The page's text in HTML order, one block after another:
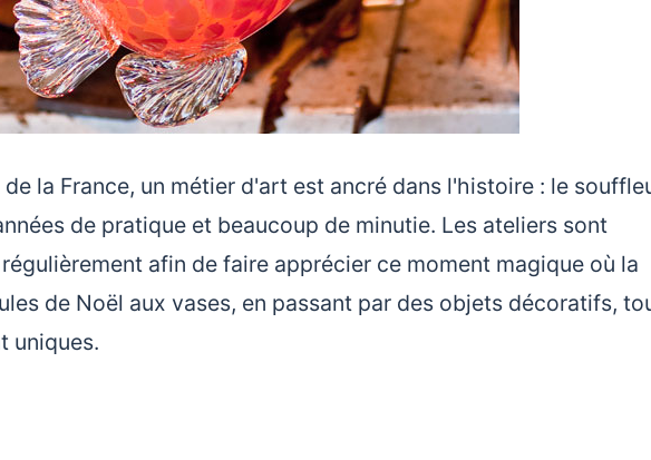
la France, un métier d'art est ancré dans l'histoire : le
de pratique et beaucoup de minutie. Les ateliers sont
afin de faire apprécier ce moment magique où la
de Noël aux vases, en passant par des objets décoratifs,
uniques.